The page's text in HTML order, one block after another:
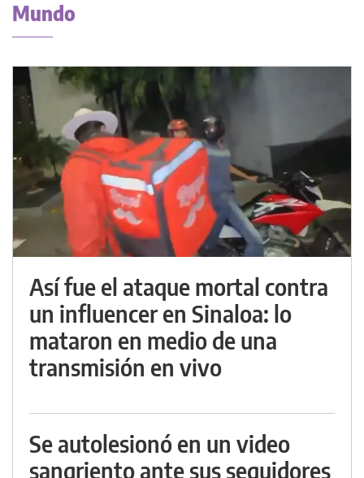
Mundo
Así fue el ataque mortal contra
un influencer en Sinaloa: lo
mataron en medio de una
transmisión en vivo
Se autolesionó en un video
sangriento ante sus seguidores